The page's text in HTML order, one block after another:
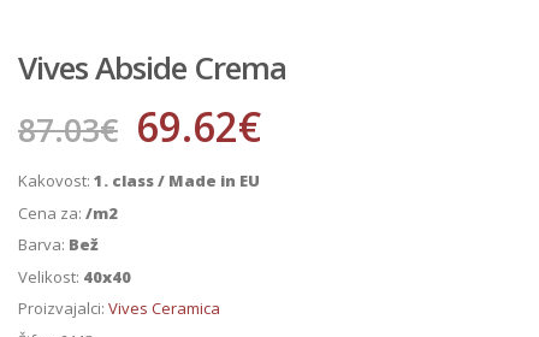
Vives Abside Crema
87.03€ 69.62€
Kakovost: 1. class / Made in EU
Cena za: /m2
Barva: Bež
Velikost: 40x40
Proizvajalci: Vives Ceramica